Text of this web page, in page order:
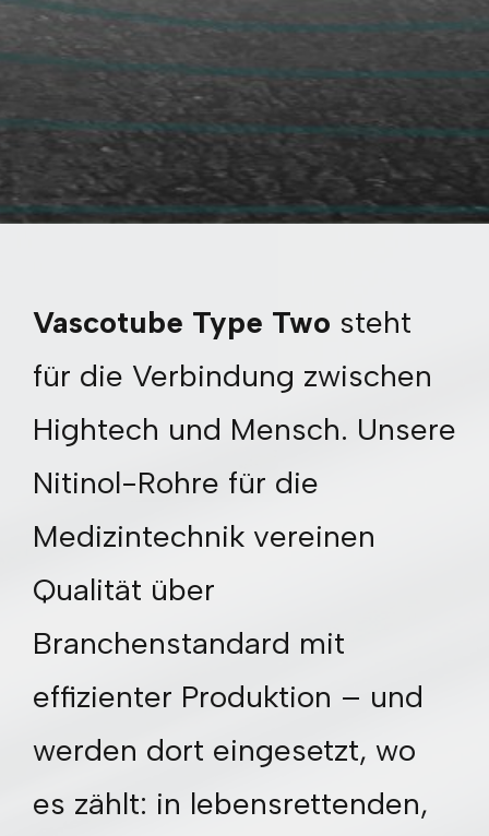
Vascotube Type Two steht
für die Verbindung zwischen
Hightech und Mensch. Unsere
Nitinol-Rohre für die
Medizintechnik vereinen
Qualität über
Branchenstandard mit
effizienter Produktion – und
werden dort eingesetzt, wo
es zählt: in lebensrettenden,